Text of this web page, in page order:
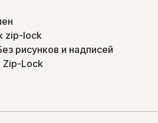
zip-lock
рисунков и надписей
Zip-Lock